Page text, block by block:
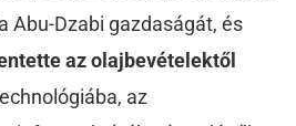
Abu-Dzabi gazdaságát, és
az olajbevételektől
az